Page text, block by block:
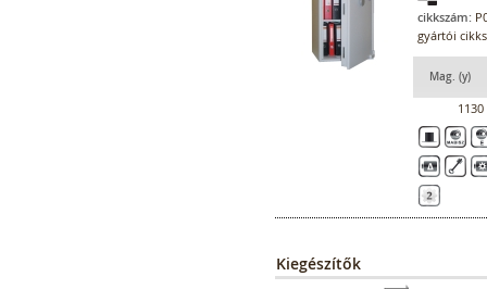
cikkszám:
gyártói
Mag. (y)
1130
Kiegészítők